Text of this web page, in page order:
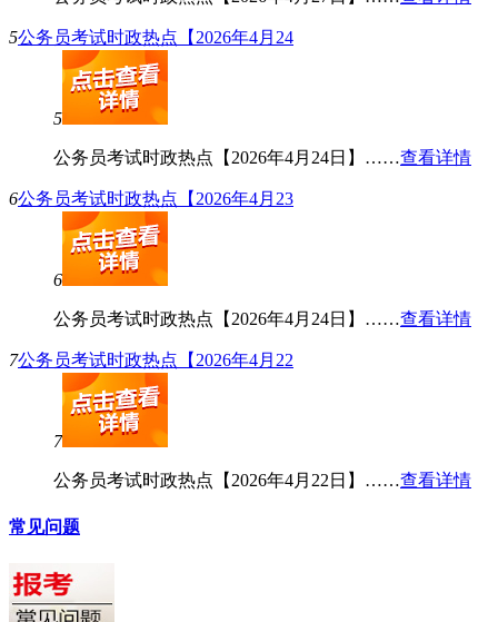
5公务员考试时政热点【2026年4月24
5
公务员考试时政热点【2026年4月24日】……查看详情
6公务员考试时政热点【2026年4月23
6
公务员考试时政热点【2026年4月24日】……查看详情
7公务员考试时政热点【2026年4月22
7
公务员考试时政热点【2026年4月22日】……查看详情
常见问题